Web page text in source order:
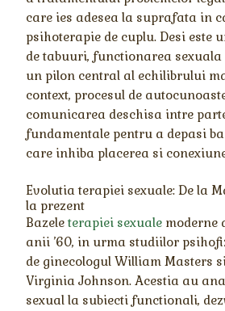
care ies adesea la suprafata in
psihoterapie de cuplu. Desi este
de tabuuri, functionarea sexuala
un pilon central al echilibrului
context, procesul de
comunicarea deschisa intre
fundamentale pentru a depasi
care inhiba placerea si
Evolutia terapiei sexuale: De la
la prezent
Bazeleterapiei sexuale moderne
anii ’60, in urma studiilor
de ginecologul William Masters
Virginia Johnson. Acestia au
sexual la subiecti functionali,